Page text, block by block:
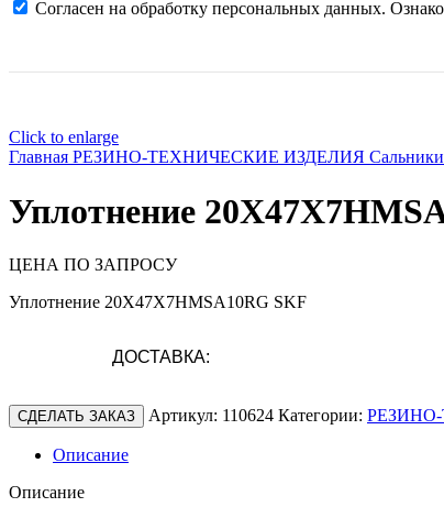
Согласен на обработку персональных данных.
Click to enlarge
Главная РЕЗИНО-ТЕХНИЧЕСКИЕ ИЗДЕЛИЯ
Уплотнение
ЦЕНА ПО ЗАПРОСУ
Уплотнение 20X47X7HMSA10RG SKF
ДОСТАВКА:
СДЕЛАТЬ ЗАКАЗ Артикул: 110624 Категории:
Описание
Описание